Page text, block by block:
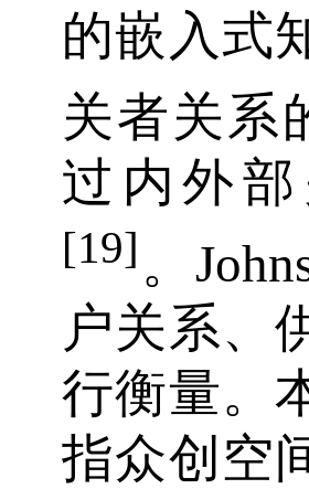
的嵌入式
关者关系
过内外
[19] 。
户关系、
行衡量。
指众创空